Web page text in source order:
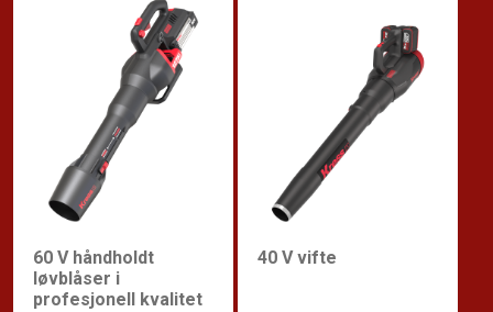
60 V håndholdt
løvblåser i
profesjonell kvalitet
40 V vifte